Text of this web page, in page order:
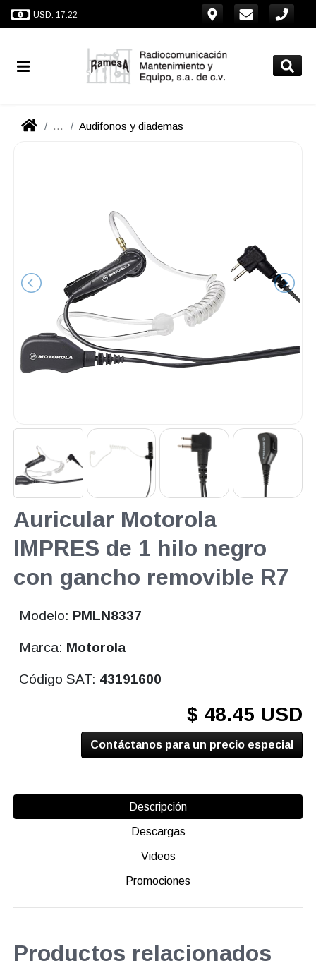
USD: 17.22
... Audifonos y diademas
Auricular Motorola
IMPRES de 1 hilo negro
con gancho removible R7
Modelo: PMLN8337
Marca: Motorola
Código SAT: 43191600
$ 48.45 USD
Contáctanos para un precio especial
Descripción
Descargas
Videos
Promociones
Productos relacionados